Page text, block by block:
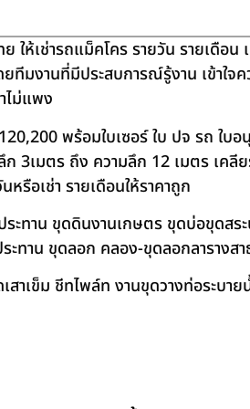
ห้เช่ารถแม็คโคร รายวัน รายเดือน
ทีมงานที่มีประสบการณ์รู้งาน เข้าใจ
ไม่แพง
พร้อมใบเซอร์ ใบ ปจ รถ ใบ
ก 3เมตร ถึง ความลึก 12 เมตร เค
รือเช่า รายเดือนให้ราคาถูก
ะทาน ขุดดินงานเกษตร ขุดบ่อขุดสร
ทาน ขุดลอก คลอง-ขุดลอกลารางส
าเข็ม ชีทไพล์ท งานขุดวางท่อระบา